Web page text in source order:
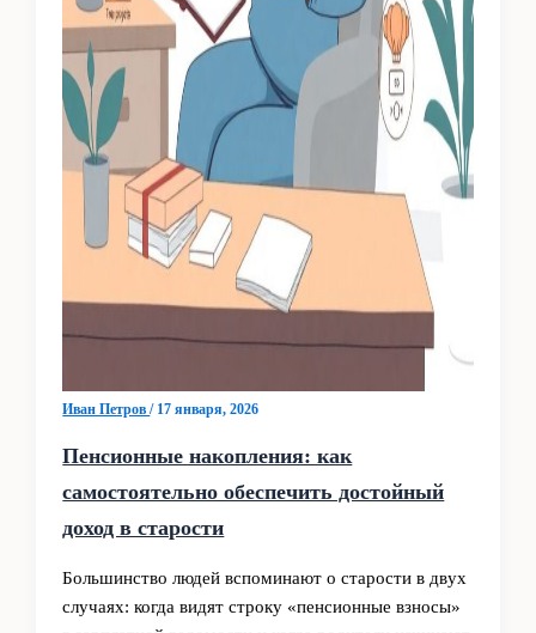
Иван Петров/ 17 января, 2026
Пенсионные накопления: как
самостоятельно обеспечить достойный
доход в старости
Большинство людей вспоминают о старости в двух
случаях: когда видят строку «пенсионные взносы»